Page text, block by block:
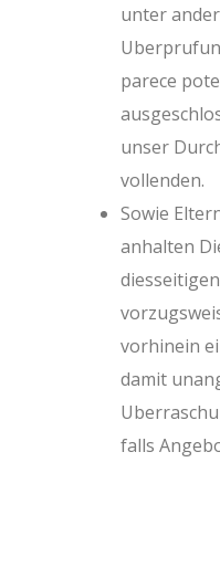
unter
parece
unser
vollenden.
Sowie
anhalten
vorhinein
damit
falls